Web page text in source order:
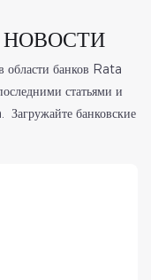
области банков Rata
статьями и
банковские